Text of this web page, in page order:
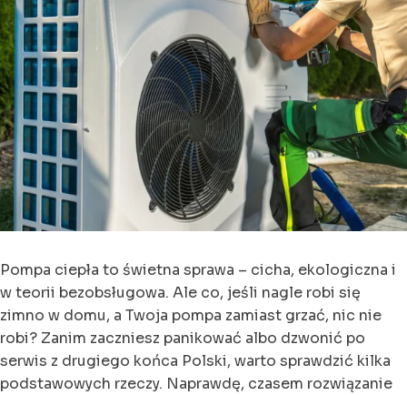
Pompa ciepła to świetna sprawa – cicha, ekologiczna i
w teorii bezobsługowa. Ale co, jeśli nagle robi się
zimno w domu, a Twoja pompa zamiast grzać, nic nie
robi? Zanim zaczniesz panikować albo dzwonić po
serwis z drugiego końca Polski, warto sprawdzić kilka
podstawowych rzeczy. Naprawdę, czasem rozwiązanie